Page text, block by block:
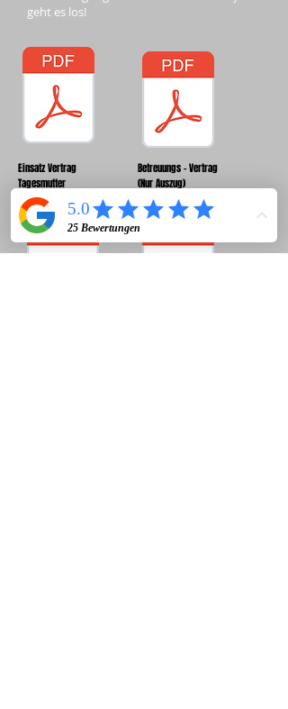
geht es los!
Einsatz Vertrag
Tagesmutter
Betreuungs - Vertrag
(Nur Auszug)